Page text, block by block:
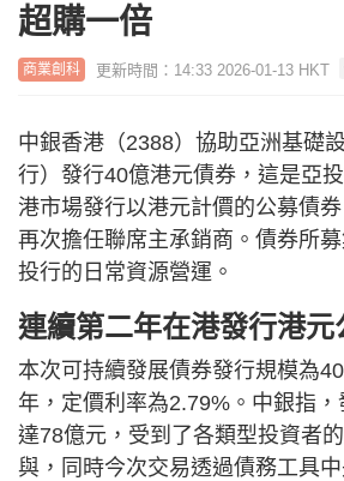
超購一倍
商業創科 更新時間：14:33 2026-01-13 HKT
中銀香港（2388）協助亞洲基礎
行）發行40億港元債券，這是亞
港市場發行以港元計價的公募債
再次擔任聯席主承銷商。債券所
投行的日常資源營運。
連續第二年在港發行港元
本次可持續發展債券發行規模為
年，定價利率為2.79%。中銀指
達78億元，受到了各類型投資者
與，同時今次交易透過債務工具